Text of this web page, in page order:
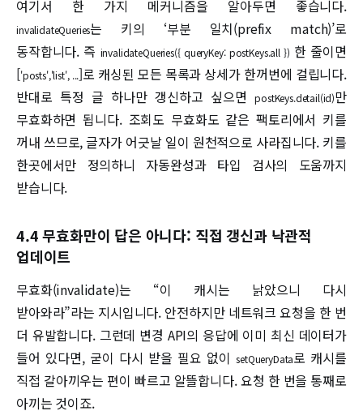
여기서 한 가지 메커니즘을 알아두면 좋습니다.
invalidateQueries는 키의 ‘부분 일치(prefix match)’로
동작합니다. 즉 invalidateQueries({ queryKey: postKeys.all }) 한 줄이면
['posts','list', ...]로 캐싱된 모든 목록과 상세가 한꺼번에 걸립니다.
반대로 특정 글 하나만 갱신하고 싶으면postKeys.detail(id)만
무효화하면 됩니다. 조회도 무효화도 같은 팩토리에서 키를
꺼내 쓰므로, 글자가 어긋날 일이 원천적으로 사라집니다. 키를
한곳에서만 정의하니 자동완성과 타입 검사의 도움까지
받습니다.
4.4 무효화만이 답은 아니다: 직접 갱신과 낙관적
업데이트
무효화(invalidate)는 “이 캐시는 낡았으니 다시
받아와라”라는 지시입니다. 안전하지만 네트워크 요청을 한 번
더 유발합니다. 그런데 변경 API의 응답에 이미 최신 데이터가
들어 있다면, 굳이 다시 받을 필요 없이setQueryData로 캐시를
직접 갈아끼우는 편이 빠르고 알뜰합니다. 요청 한 번을 통째로
아끼는 것이죠.